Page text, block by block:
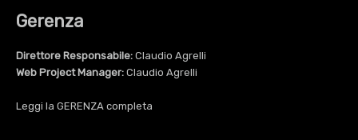
Gerenza
Direttore Responsabile: Claudio Agrelli
Web Project Manager: Claudio Agrelli
Leggi la GERENZA completa